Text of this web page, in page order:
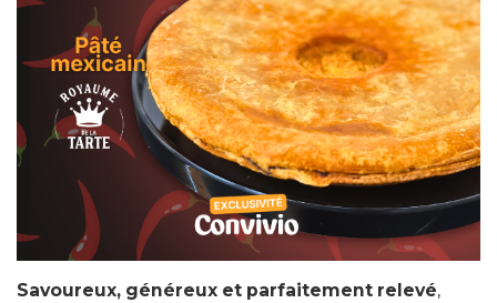
Savoureux, généreux et parfaitement relevé,